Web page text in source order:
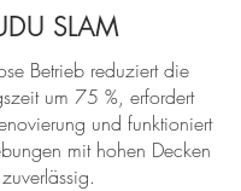
SLAM
Betrieb reduziert die
um 75 %, erfordert
und funktioniert
mit hohen Decken
zuverlässig.